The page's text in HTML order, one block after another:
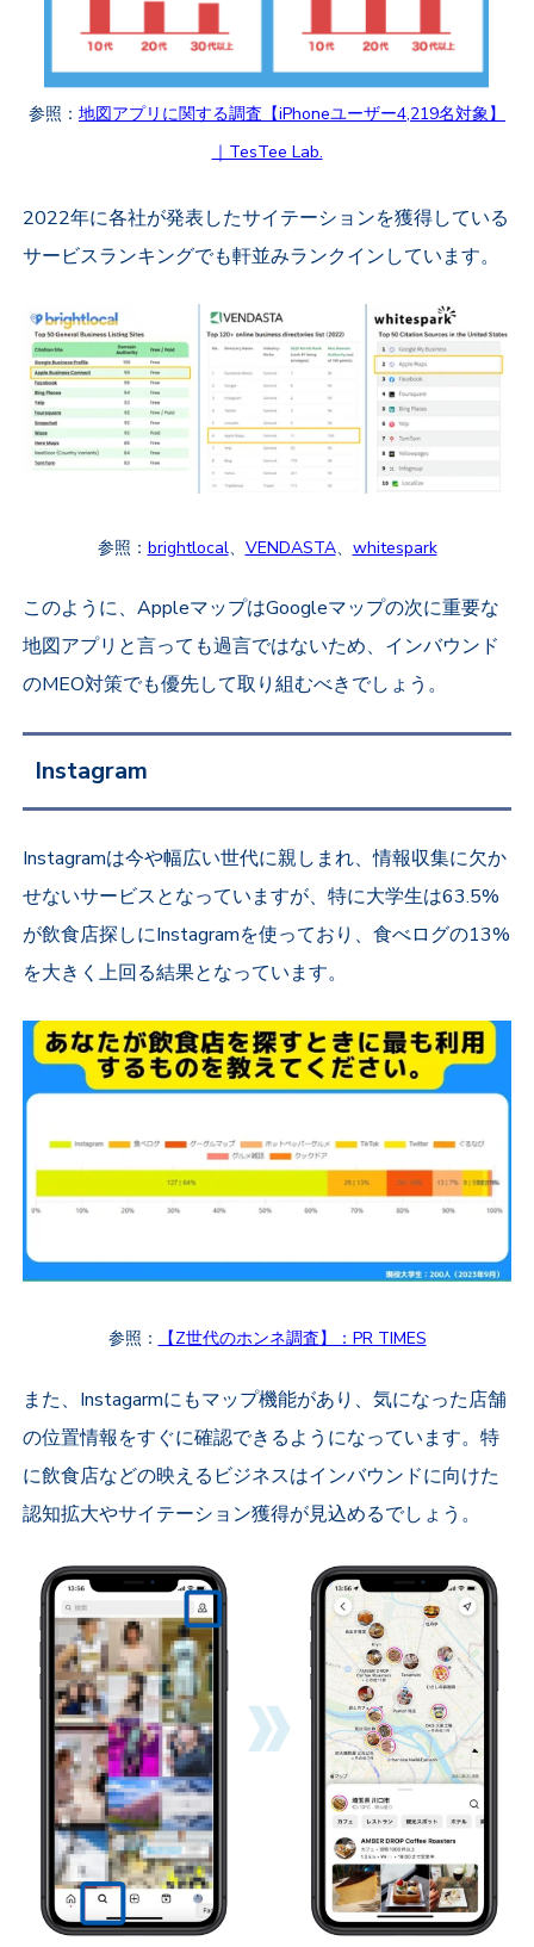
参照： 地図アプリに関する調査【iPhoneユーザー4,219名対象】
｜TesTee Lab.
2022年に各社が発表したサイテーションを獲得している
サービスランキングでも軒並みランクインしています。
参照： brightlocal、 VENDASTA、 whitespark
このように、AppleマップはGoogleマップの次に重要な
地図アプリと言っても過言ではないため、インバウンド
のMEO対策でも優先して取り組むべきでしょう。
Instagram
Instagramは今や幅広い世代に親しまれ、情報収集に欠か
せないサービスとなっていますが、特に大学生は63.5%
が飲食店探しにInstagramを使っており、食べログの13%
を大きく上回る結果となっています。
参照： 【Z世代のホンネ調査】：PR TIMES
また、Instagarmにもマップ機能があり、気になった店舗
の位置情報をすぐに確認できるようになっています。特
に飲食店などの映えるビジネスはインバウンドに向けた
認知拡大やサイテーション獲得が見込めるでしょう。